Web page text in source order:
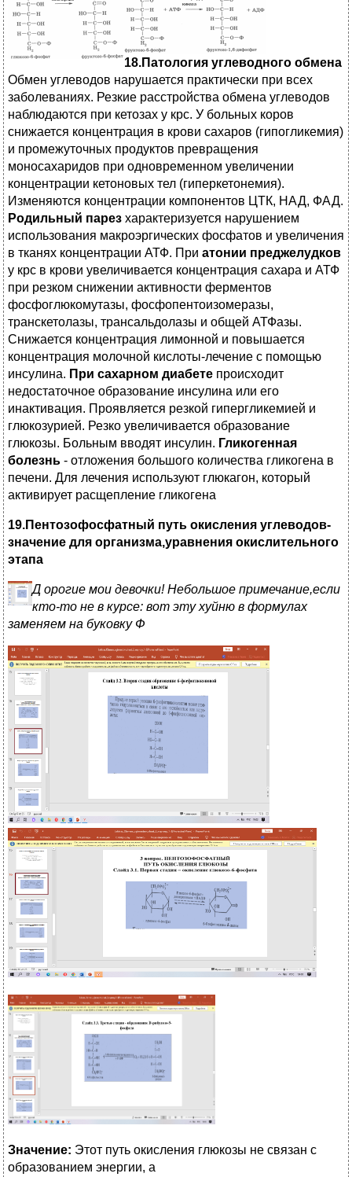
18.Патология углеводного обмена
Обмен углеводов нарушается практически при всех
заболеваниях. Резкие расстройства обмена углеводов
наблюдаются при кетозах у крс. У больных коров
снижается концентрация в крови сахаров (гипогликемия)
и промежуточных продуктов превращения
моносахаридов при одновременном увеличении
концентрации кетоновых тел (гиперкетонемия).
Изменяются концентрации компонентов ЦТК, НАД, ФАД.
Родильный парез характеризуется нарушением
использования макроэргических фосфатов и увеличения
в тканях концентрации АТФ. При атонии преджелудков
у крс в крови увеличивается концентрация сахара и АТФ
при резком снижении активности ферментов
фосфоглюкомутазы, фосфопентоизомеразы,
транскетолазы, трансальдолазы и общей АТФазы.
Снижается концентрация лимонной и повышается
концентрация молочной кислоты-лечение с помощью
инсулина. При сахарном диабете происходит
недостаточное образование инсулина или его
инактивация. Проявляется резкой гипергликемией и
глюкозурией. Резко увеличивается образование
глюкозы. Больным вводят инсулин. Гликогенная
болезнь - отложения большого количества гликогена в
печени. Для лечения используют глюкагон, который
активирует расщепление гликогена
19.Пентозофосфатный путь окисления углеводов-
значение для организма,уравнения окислительного
этапа
Д орогие мои девочки! Небольшое примечание,если
кто-то не в курсе: вот эту хуйню в формулах
заменяем на буковку Ф
Значение: Этот путь окисления глюкозы не связан с
образованием энергии, а